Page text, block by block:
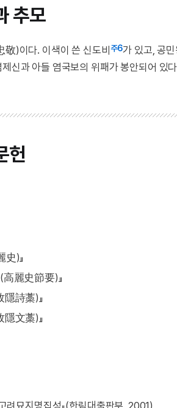
추모
敬)이다. 이색이 쓴 신도비 주6가 있고, 공
신과 아들 염국보의 위패가 봉안되어 있
헌
史)』
高麗史節要)』
隱詩藁)』
隱文藁)』